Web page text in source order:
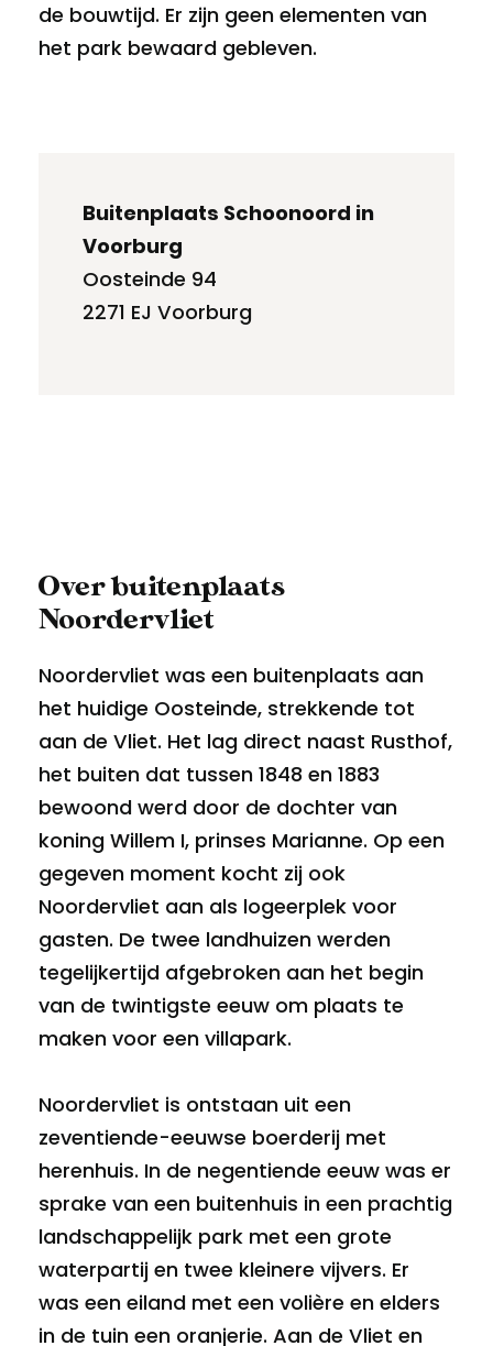
de bouwtijd. Er zijn geen elementen van
het park bewaard gebleven.
Buitenplaats Schoonoord in
Voorburg
Oosteinde 94
2271 EJ Voorburg
Over buitenplaats
Noordervliet
Noordervliet was een buitenplaats aan
het huidige Oosteinde, strekkende tot
aan de Vliet. Het lag direct naast Rusthof,
het buiten dat tussen 1848 en 1883
bewoond werd door de dochter van
koning Willem I, prinses Marianne. Op een
gegeven moment kocht zij ook
Noordervliet aan als logeerplek voor
gasten. De twee landhuizen werden
tegelijkertijd afgebroken aan het begin
van de twintigste eeuw om plaats te
maken voor een villapark.
Noordervliet is ontstaan uit een
zeventiende-eeuwse boerderij met
herenhuis. In de negentiende eeuw was er
sprake van een buitenhuis in een prachtig
landschappelijk park met een grote
waterpartij en twee kleinere vijvers. Er
was een eiland met een volière en elders
in de tuin een oranjerie. Aan de Vliet en